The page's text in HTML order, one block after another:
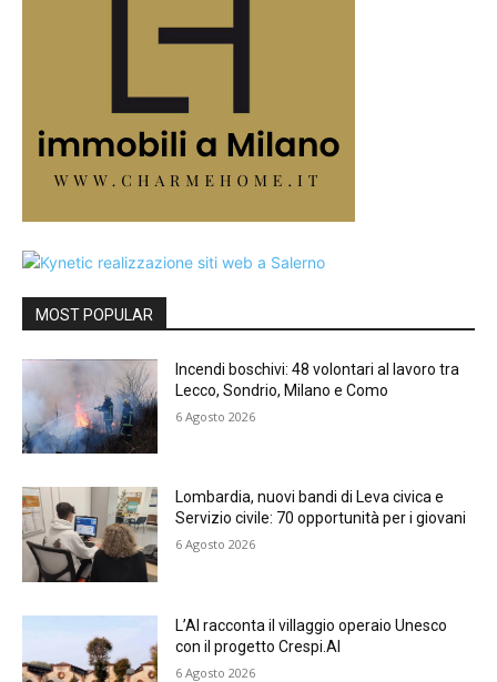
MOST POPULAR
Incendi boschivi: 48 volontari al lavoro tra
Lecco, Sondrio, Milano e Como
6 Agosto 2026
Lombardia, nuovi bandi di Leva civica e
Servizio civile: 70 opportunità per i giovani
6 Agosto 2026
L’AI racconta il villaggio operaio Unesco
con il progetto Crespi.AI
6 Agosto 2026